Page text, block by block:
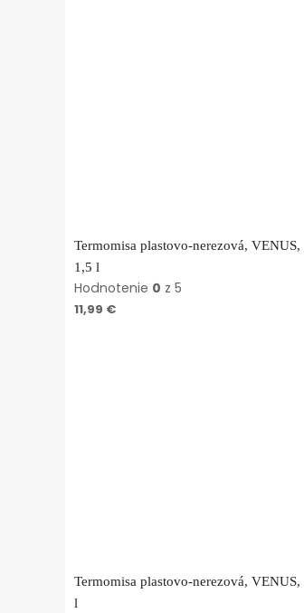
Termomisa plastovo-nerezová, VENUS,
1,5 l
Hodnotenie 0 z 5
11,99 €
Termomisa plastovo-nerezová, VENUS,
l